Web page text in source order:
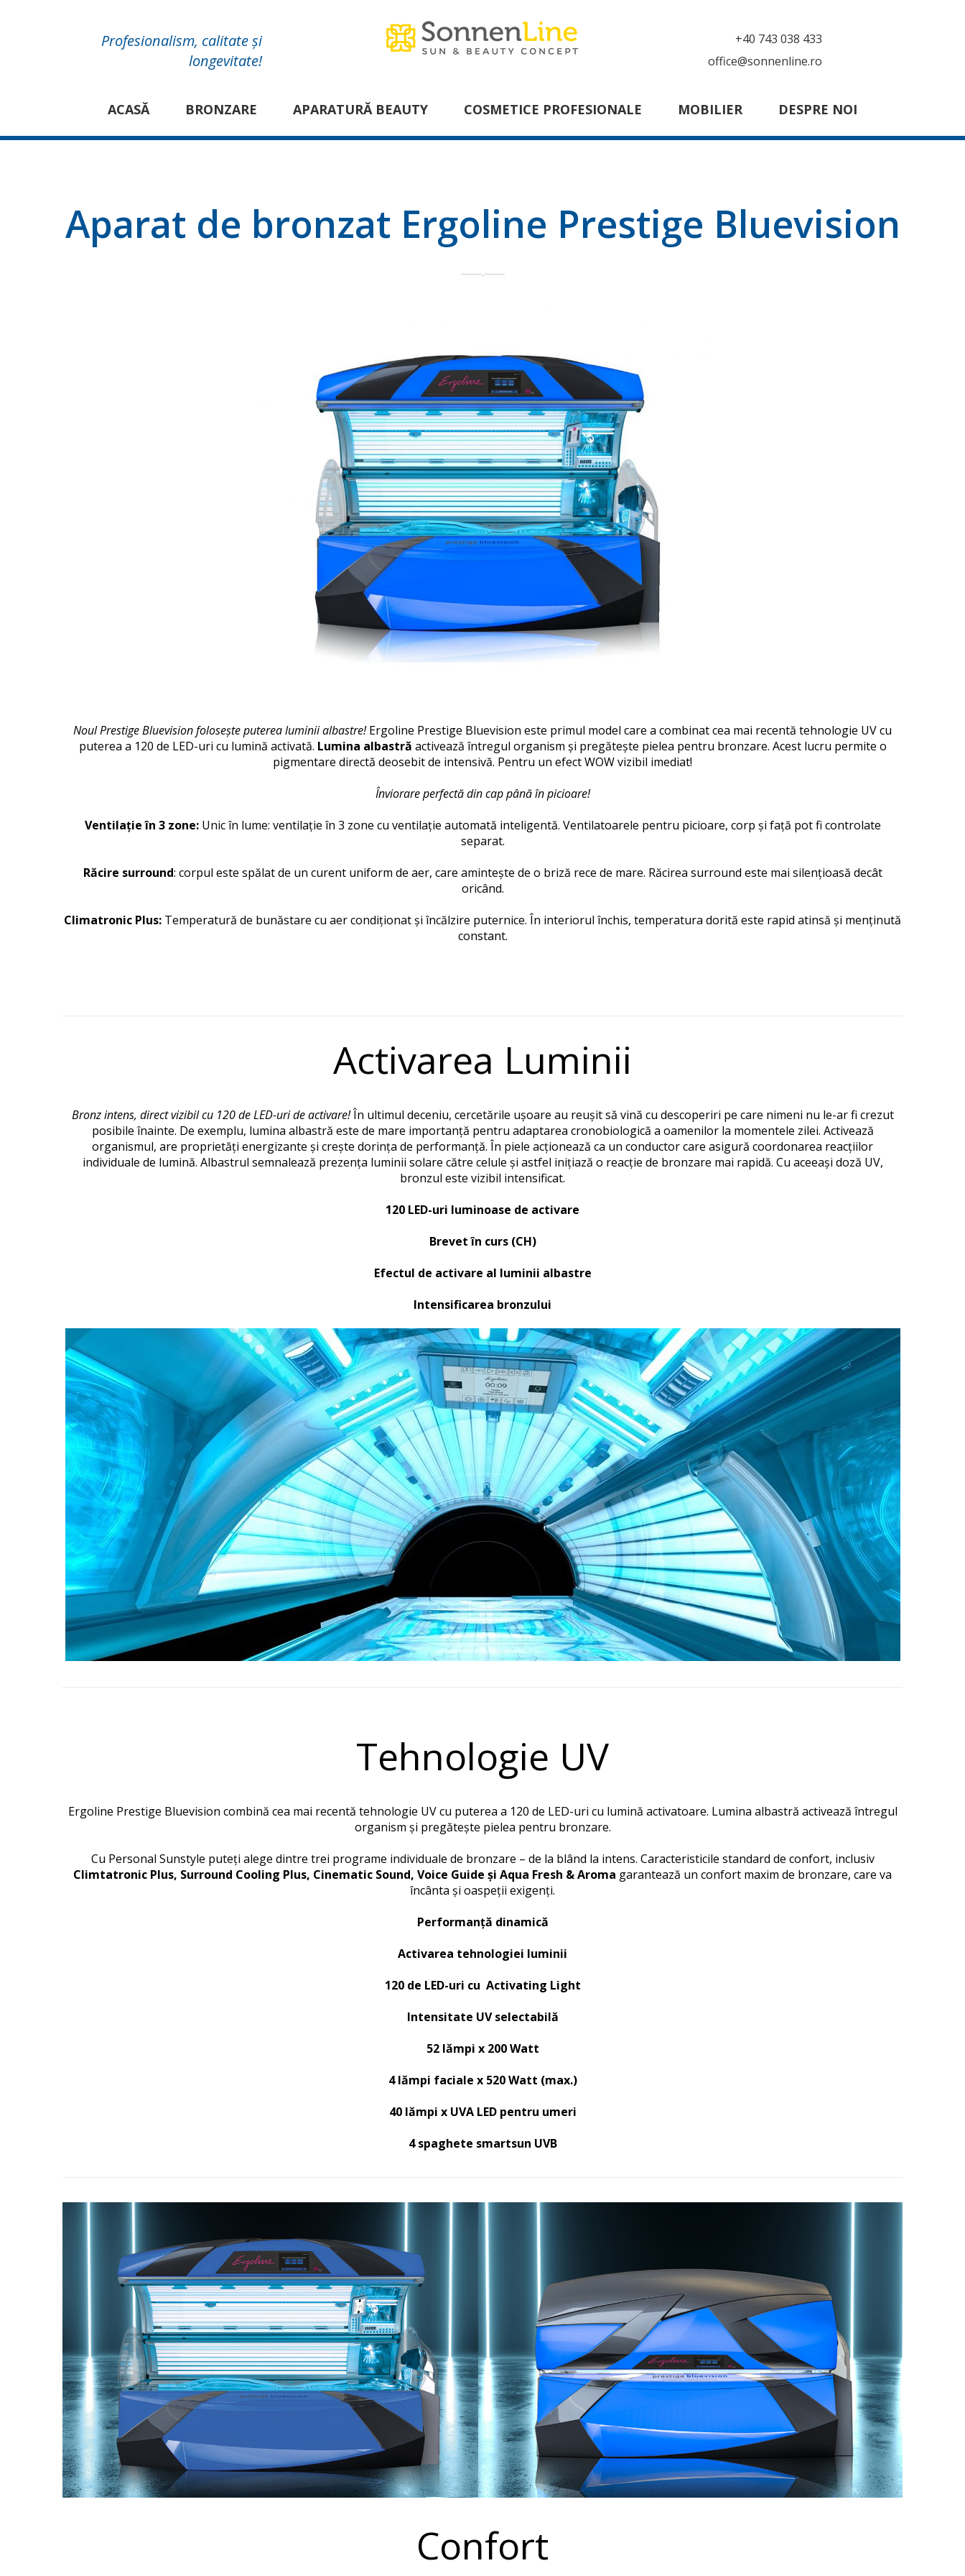
Profesionalism, calitate și
longevitate!
+40 743 038 433
office@sonnenline.ro
ACASĂ BRONZARE APARATURĂ BEAUTY COSMETICE PROFESIONALE MOBILIER DESPRE NOI
Aparat de bronzat Ergoline Prestige Bluevision
Noul Prestige Bluevision folosește puterea luminii albastre! Ergoline Prestige Bluevision este primul model care a combinat cea mai recentă tehnologie UV cu
puterea a 120 de LED-uri cu lumină activată. Lumina albastră activează întregul organism și pregătește pielea pentru bronzare. Acest lucru permite o
pigmentare directă deosebit de intensivă. Pentru un efect WOW vizibil imediat!
Înviorare perfectă din cap până în picioare!
Ventilație în 3 zone:Unic în lume: ventilație în 3 zone cu ventilație automată inteligentă. Ventilatoarele pentru picioare, corp și față pot fi controlate
separat.
Răcire surround: corpul este spălat de un curent uniform de aer, care amintește de o briză rece de mare. Răcirea surround este mai silențioasă decât
oricând.
Climatronic Plus: Temperatură de bunăstare cu aer condiționat și încălzire puternice. În interiorul închis, temperatura dorită este rapid atinsă și menținută
constant.
Activarea Luminii
Bronz intens, direct vizibil cu 120 de LED-uri de activare! În ultimul deceniu, cercetările ușoare au reușit să vină cu descoperiri pe care nimeni nu le-ar fi crezut
posibile înainte. De exemplu, lumina albastră este de mare importanță pentru adaptarea cronobiologică a oamenilor la momentele zilei. Activează
organismul, are proprietăți energizante și crește dorința de performanță. În piele acționează ca un conductor care asigură coordonarea reacțiilor
individuale de lumină. Albastrul semnalează prezența luminii solare către celule și astfel inițiază o reacție de bronzare mai rapidă. Cu aceeași doză UV,
bronzul este vizibil intensificat.
120 LED-uri luminoase de activare
Brevet în curs (CH)
Efectul de activare al luminii albastre
Intensificarea bronzului
Tehnologie UV
Ergoline Prestige Bluevision combină cea mai recentă tehnologie UV cu puterea a 120 de LED-uri cu lumină activatoare. Lumina albastră activează întregul
organism și pregătește pielea pentru bronzare.
Cu Personal Sunstyle puteți alege dintre trei programe individuale de bronzare – de la blând la intens. Caracteristicile standard de confort, inclusiv
Climtatronic Plus, Surround Cooling Plus, Cinematic Sound, Voice Guide și Aqua Fresh & Aroma garantează un confort maxim de bronzare, care va
încânta și oaspeții exigenți.
Performanță dinamică
Activarea tehnologiei luminii
120 de LED-uri cu Activating Light
Intensitate UV selectabilă
52 lămpi x 200 Watt
4 lămpi faciale x 520 Watt (max.)
40 lămpi x UVA LED pentru umeri
4 spaghete smartsun UVB
Confort